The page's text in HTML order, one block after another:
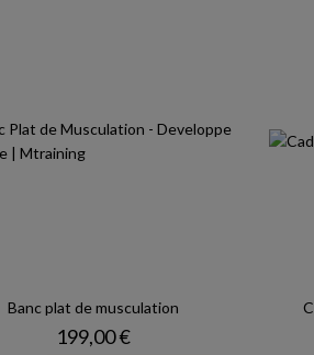
Banc plat de musculation
Prix
199,00 €